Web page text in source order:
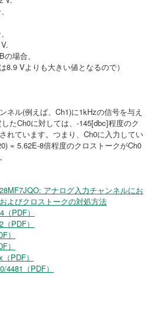
場合、
8.9 Vよりも大きい値となるので）
ネル(例えば、Ch1)に1kHzの信号を与え
たCh0に対しては、-145[dbc]程度のク
れています。つまり、Ch0に入力してい
= 5.62E-8倍程度のクロストークがCh0
アナログ入力チャンネルにお
よびクロストークの対処方法
PDF）
PDF）
）
）
PDF）
（PDF）